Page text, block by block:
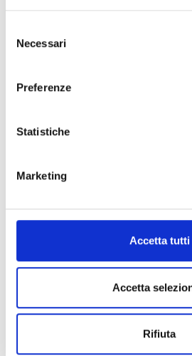
delNecessari
Preferenze
Statistiche
Marketing
Accetta tutti
Accetta
Rifiuta
Haring a Palazzo Blu